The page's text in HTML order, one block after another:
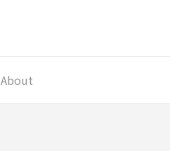
About